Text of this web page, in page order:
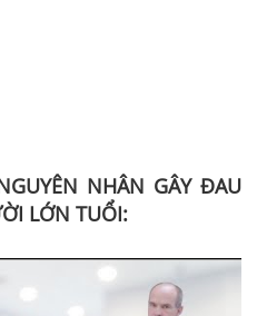
NHÂN GÂY ĐAU
LỚN TUỔI: